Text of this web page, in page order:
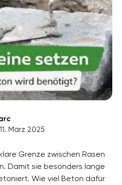
März 2025
Grenze zwischen Rasen
Damit sie besonders lange
Wie viel Beton dafür